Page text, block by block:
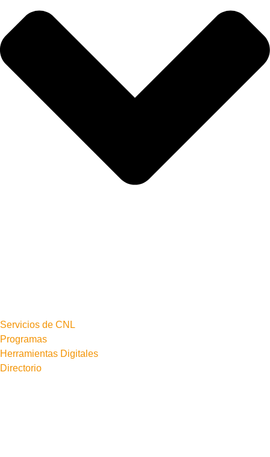
Servicios de CNL
Programas
Herramientas Digitales
Directorio